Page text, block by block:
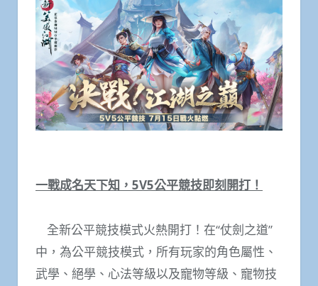
一戰成名天下知， 5V5公平競技即刻開打！
全新公平競技模式火熱開打！在“仗劍之道”
中，為公平競技模式，所有玩家的角色屬性、
武學、絕學、心法等級以及寵物等級、寵物技